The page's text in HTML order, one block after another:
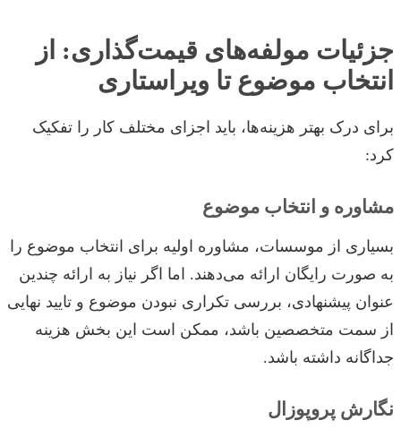
جزئیات مولفه‌های قیمت‌گذاری: از
انتخاب موضوع تا ویراستاری
برای درک بهتر هزینه‌ها، باید اجزای مختلف کار را تفکیک
کرد:
مشاوره و انتخاب موضوع
بسیاری از موسسات، مشاوره اولیه برای انتخاب موضوع را
به صورت رایگان ارائه می‌دهند. اما اگر نیاز به ارائه چندین
عنوان پیشنهادی، بررسی تکراری نبودن موضوع و تایید نهایی
از سمت متخصصین باشد، ممکن است این بخش هزینه
جداگانه داشته باشد.
نگارش پروپوزال